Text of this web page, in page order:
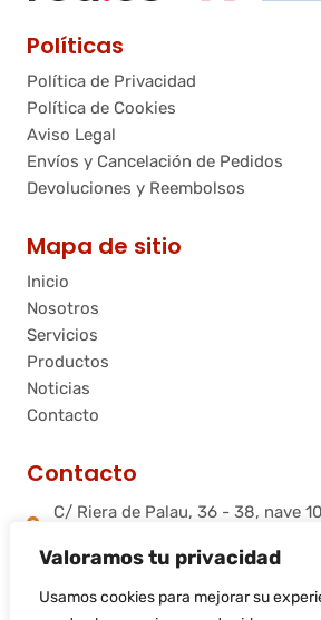
Valoramos tu privacidad
Usamos cookies para mejorar su
Políticas
Política de Privacidad
Política de Cookies
Aviso Legal
Envíos y Cancelación de Pedidos
Devoluciones y Reembolsos
Mapa de sitio
Inicio
Nosotros
Servicios
Productos
Noticias
Contacto
Contacto
C/ Riera de Palau, 36 - 38, nave
info@flamtec.es
+34 937 06 00 52